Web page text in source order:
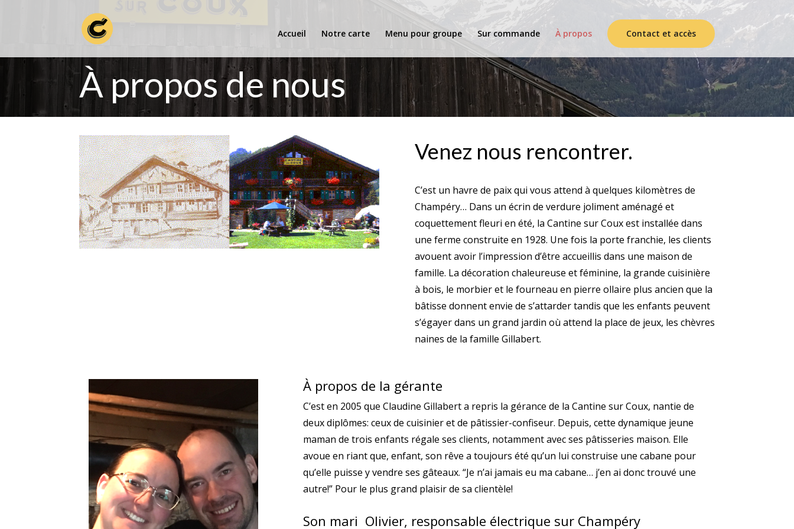
Accueil Notre carte Menu pour groupe Sur commande À propos Contact et accès
À propos de nous
Venez nous rencontrer.
C’est un havre de paix qui vous attend à quelques kilomètres de
Champéry… Dans un écrin de verdure joliment aménagé et
coquettement fleuri en été, la Cantine sur Coux est installée dans
une ferme construite en 1928. Une fois la porte franchie, les clients
avouent avoir l’impression d’être accueillis dans une maison de
famille. La décoration chaleureuse et féminine, la grande cuisinière
à bois, le morbier et le fourneau en pierre ollaire plus ancien que la
bâtisse donnent envie de s’attarder tandis que les enfants peuvent
s’égayer dans un grand jardin où attend la place de jeux, les chèvres
naines de la famille Gillabert.
À propos de la gérante
C’est en 2005 que Claudine Gillabert a repris la gérance de la Cantine sur Coux, nantie de
deux diplômes: ceux de cuisinier et de pâtissier-confiseur. Depuis, cette dynamique jeune
maman de trois enfants régale ses clients, notamment avec ses pâtisseries maison. Elle
avoue en riant que, enfant, son rêve a toujours été qu’un lui construise une cabane pour
qu’elle puisse y vendre ses gâteaux. “Je n’ai jamais eu ma cabane… j’en ai donc trouvé une
autre!” Pour le plus grand plaisir de sa clientèle!
Son mari Olivier, responsable électrique sur Champéry